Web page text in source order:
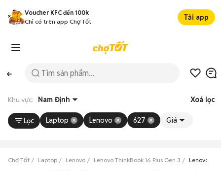
Voucher KFC đến 100k
Chỉ có trên app Chợ Tốt
Tải app
Khu vực: Nam Định Xoá lọc
Lọc Laptop Lenovo 627 Giá
Chợ Tốt Laptop Lenovo Lenovo ThinkBook 16 Plus Gen 3 Lenovo